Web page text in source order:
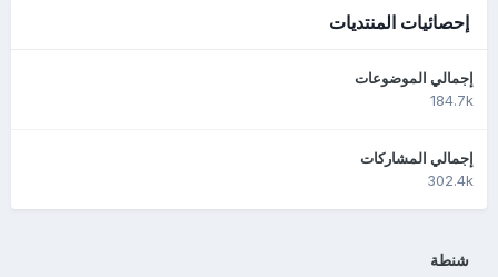
إحصائيات المنتديات
إجمالي الموضوعات
184.7k
إجمالي المشاركات
302.4k
شنطة